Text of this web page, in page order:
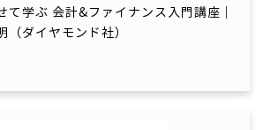
て学ぶ 会計&ファイナンス入門講座｜
（ダイヤモンド社）